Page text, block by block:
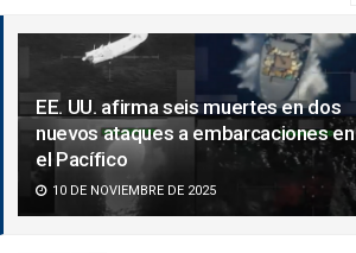
EE. UU. afirma seis muertes en dos
nuevos ataques a embarcaciones en
el Pacífico
10 DE NOVIEMBRE DE 2025